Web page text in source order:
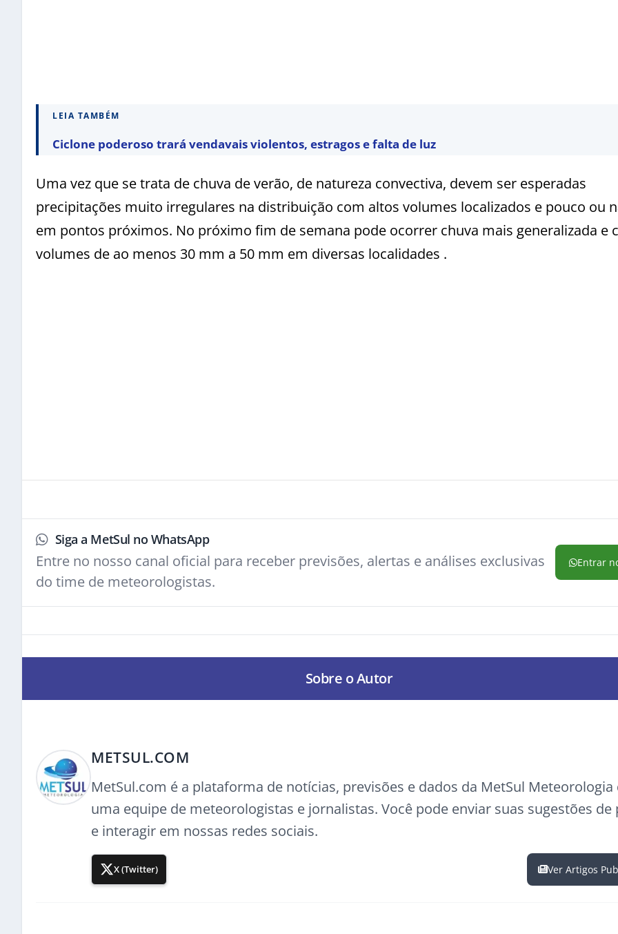
LEIA TAMBÉM
Ciclone poderoso trará vendavais violentos, estragos e falta de luz
Uma vez que se trata de chuva de verão, de natureza convectiva, devem ser esperadas
precipitações muito irregulares na distribuição com altos volumes localizados e pouco ou
em pontos próximos. No próximo fim de semana pode ocorrer chuva mais generalizada e
volumes de ao menos 30 mm a 50 mm em diversas localidades .
Siga a MetSul no WhatsApp
Entre no nosso canal oficial para receber previsões, alertas e análises exclusivas
do time de meteorologistas.
Entrar
Sobre o Autor
METSUL.COM
MetSul.com é a plataforma de notícias, previsões e dados da MetSul Meteorologia
uma equipe de meteorologistas e jornalistas. Você pode enviar suas sugestões de
e interagir em nossas redes sociais.
X (Twitter) Ver Artigos